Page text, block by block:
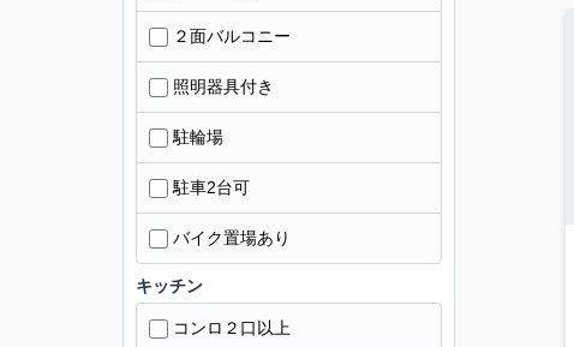
２面バルコニー
照明器具付き
駐輪場
駐車2台可
バイク置場あり
キッチン
コンロ２口以上